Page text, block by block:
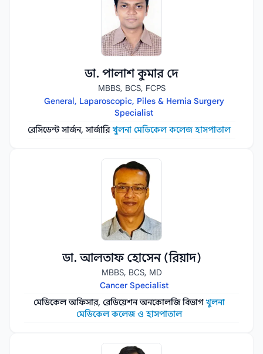
ডা. পালাশ কুমার দে
MBBS, BCS, FCPS
General, Laparoscopic, Piles & Hernia Surgery
Specialist
রেসিডেন্ট সার্জন, সার্জারিখুলনা মেডিকেল কলেজ হাসপাতাল
ডা. আলতাফ হোসেন (রিয়াদ)
MBBS, BCS, MD
Cancer Specialist
মেডিকেল অফিসার, রেডিয়েশন অনকোলজি বিভাগখুলনা
মেডিকেল কলেজ ও হাসপাতাল